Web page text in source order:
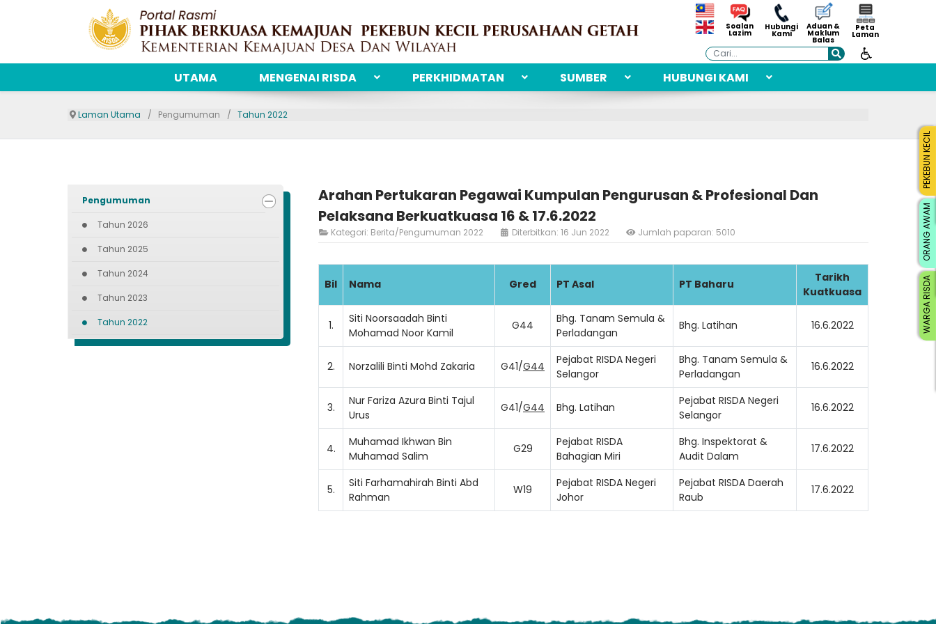
Soalan
Lazim
Hubungi
Kami
Aduan &
Maklum
Balas
Peta
Laman
Cari
UTAMA MENGENAI RISDA PERKHIDMATAN SUMBER HUBUNGI KAMI
Laman Utama Pengumuman Tahun 2022
Pengumuman
Tahun 2026
Tahun 2025
Tahun 2024
Tahun 2023
Tahun 2022
Arahan Pertukaran Pegawai Kumpulan Pengurusan & Profesional Dan
Pelaksana Berkuatkuasa 16 & 17.6.2022
Kategori: Berita/Pengumuman 2022 Diterbitkan: 16 Jun 2022 Jumlah paparan: 5010
Bil Nama Gred PT Asal PT Baharu
Tarikh
Kuatkuasa
1.
Siti Noorsaadah Binti
Mohamad Noor Kamil
G44
Bhg. Tanam Semula &
Perladangan
Bhg. Latihan 16.6.2022
2. Norzalili Binti Mohd Zakaria G41/G44
Pejabat RISDA Negeri
Selangor
Bhg. Tanam Semula &
Perladangan
16.6.2022
3.
Nur Fariza Azura Binti Tajul
Urus
G41/G44 Bhg. Latihan
Pejabat RISDA Negeri
Selangor
16.6.2022
4.
Muhamad Ikhwan Bin
Muhamad Salim
G29
Pejabat RISDA
Bahagian Miri
Bhg. Inspektorat &
Audit Dalam
17.6.2022
5.
Siti Farhamahirah Binti Abd
Rahman
W19
Pejabat RISDA Negeri
Johor
Pejabat RISDA Daerah
Raub
17.6.2022
Loading AiRIS...
WARGA RISDA
ORANG AWAM
PEKEBUN KECIL